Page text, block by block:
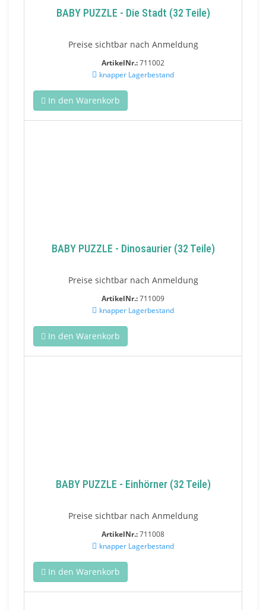
BABY PUZZLE - Die Stadt (32 Teile)
Preise sichtbar nach Anmeldung
ArtikelNr.:711002
knapper Lagerbestand
In den Warenkorb
BABY PUZZLE - Dinosaurier (32 Teile)
Preise sichtbar nach Anmeldung
ArtikelNr.:711009
knapper Lagerbestand
In den Warenkorb
BABY PUZZLE - Einhörner (32 Teile)
Preise sichtbar nach Anmeldung
ArtikelNr.:711008
knapper Lagerbestand
In den Warenkorb